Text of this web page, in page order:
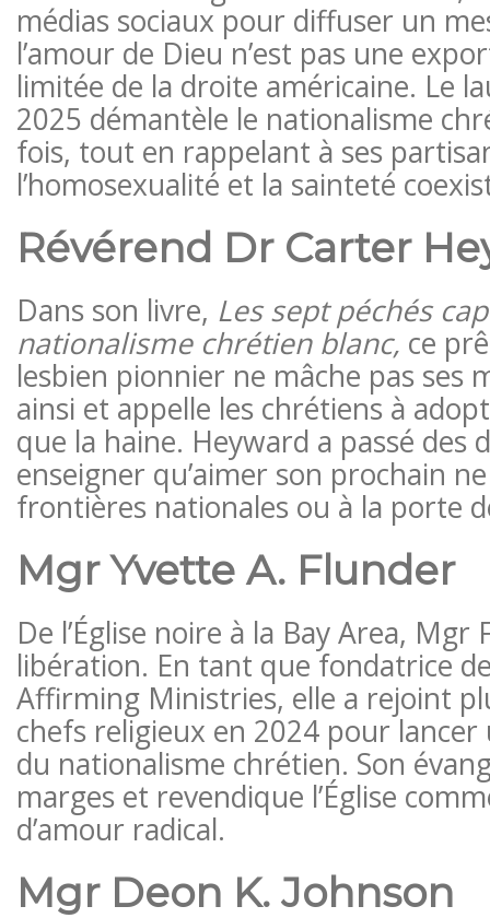
médias sociaux pour diffuser un
l’amour de Dieu n’est pas une
limitée de la droite américaine. Le
2025 démantèle le nationalisme
fois, tout en rappelant à ses
l’homosexualité et la sainteté
Révérend Dr Carter
Dans son livre, Les sept péchés
nationalisme chrétien blanc, ce
lesbien pionnier ne mâche pas ses
ainsi et appelle les chrétiens à
que la haine. Heyward a passé des
enseigner qu’aimer son prochain
frontières nationales ou à la porte
Mgr Yvette A. Flunder
De l’Église noire à la Bay Area, Mgr
libération. En tant que fondatrice
Affirming Ministries, elle a rejoint
chefs religieux en 2024 pour
du nationalisme chrétien. Son
marges et revendique l’Église
d’amour radical.
Mgr Deon K. Johnson